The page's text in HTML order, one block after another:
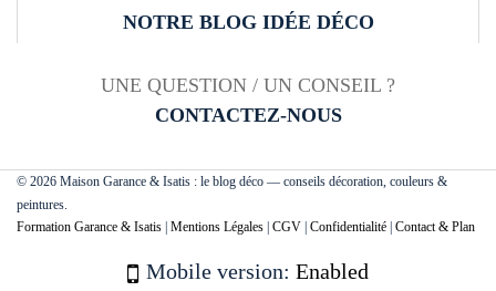
NOTRE BLOG IDÉE DÉCO
UNE QUESTION / UN CONSEIL ?
CONTACTEZ-NOUS
© 2026 Maison Garance & Isatis : le blog déco — conseils décoration, couleurs &
peintures.
Formation Garance & Isatis | Mentions Légales | CGV | Confidentialité | Contact & Plan
Mobile version: Enabled